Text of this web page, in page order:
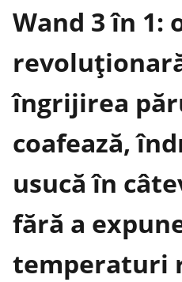
Wand 3 în 1:
îngrijirea
coafează,
usucă în
fără a
temperaturi